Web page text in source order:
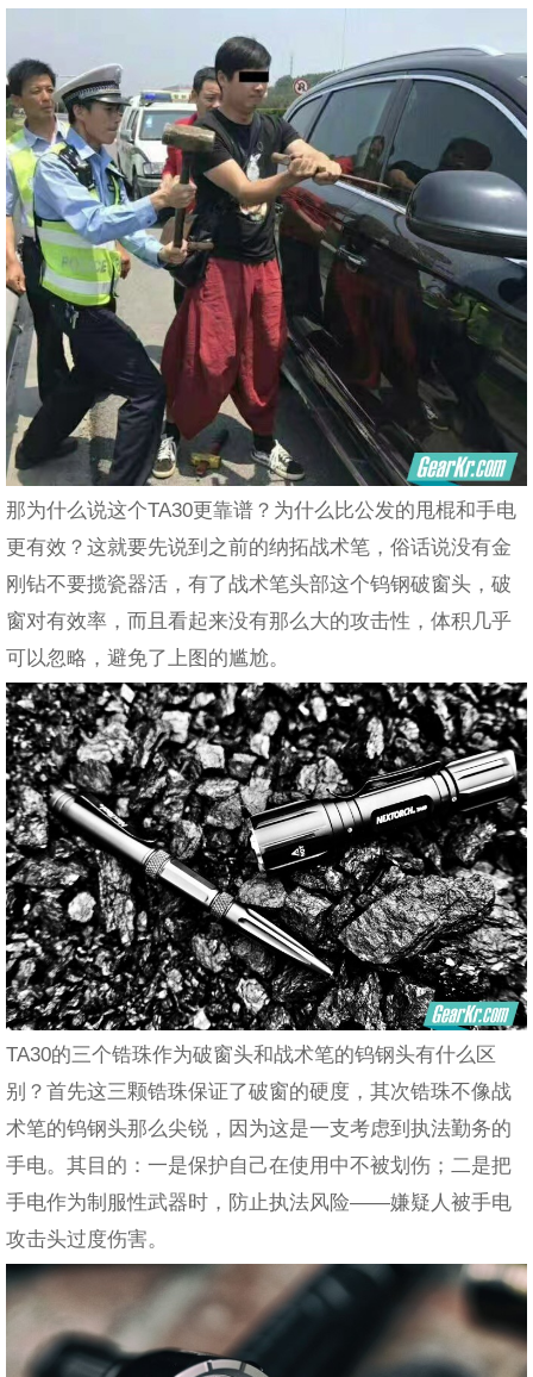
那为什么说这个TA30更靠谱？为什么比公发的甩棍和手电
更有效？这就要先说到之前的纳拓战术笔，俗话说没有金
刚钻不要揽瓷器活，有了战术笔头部这个钨钢破窗头，破
窗对有效率，而且看起来没有那么大的攻击性，体积几乎
可以忽略，避免了上图的尴尬。
TA30的三个锆珠作为破窗头和战术笔的钨钢头有什么区
别？首先这三颗锆珠保证了破窗的硬度，其次锆珠不像战
术笔的钨钢头那么尖锐，因为这是一支考虑到执法勤务的
手电。其目的：一是保护自己在使用中不被划伤；二是把
手电作为制服性武器时，防止执法风险——嫌疑人被手电
攻击头过度伤害。